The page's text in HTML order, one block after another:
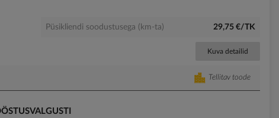
Püsikliendi soodustusega (km-ta) 29,75 €/TK
Kuva detailid
Tellitav toode